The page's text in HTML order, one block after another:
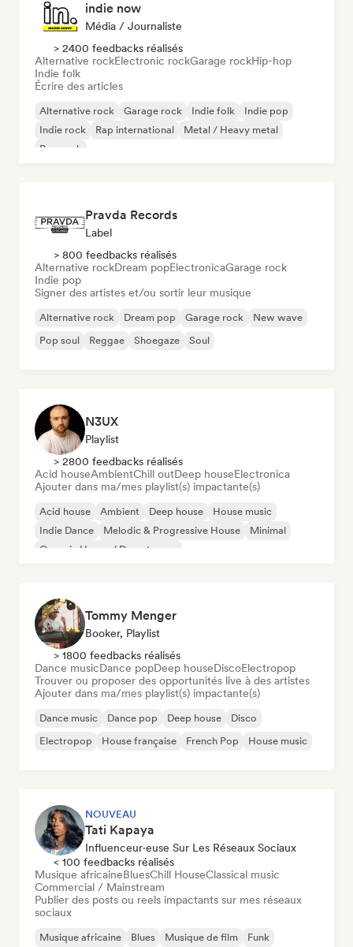
indie now
Média / Journaliste
> 2400 feedbacks réalisés
Alternative rockElectronic rockGarage rockHip-hop
Indie folk
Écrire des articles
Alternative rock Garage rock Indie folk
Indie pop
Indie rock
Rap international
Metal / Heavy metal
Pop rock
Pravda Records
Label
> 800 feedbacks réalisés
Alternative rockDream popElectronicaGarage rock
Indie pop
Signer des artistes et/ou sortir leur musique
Alternative rock Dream pop Garage rock
New wave
Pop soul
Reggae Shoegaze Soul
N3UX
Playlist
> 2800 feedbacks réalisés
Acid houseAmbientChill outDeep houseElectronica
Ajouter dans ma/mes playlist(s) impactante(s)
Acid house Ambient Deep house
House music
Indie Dance
Melodic & Progressive House
Minimal
Organic House / Downtempo
Tommy Menger
Booker, Playlist
> 1800 feedbacks réalisés
Dance musicDance popDeep houseDiscoElectropop
Trouver ou proposer des opportunités live à des artistes
Ajouter dans ma/mes playlist(s) impactante(s)
Dance music Dance pop Deep house
Disco
Electropop
House française French Pop House music
NOUVEAU
Tati Kapaya
Influenceur·euse Sur Les Réseaux Sociaux
< 100 feedbacks réalisés
Musique africaineBluesChill HouseClassical music
Commercial / Mainstream
Publier des posts ou reels impactants sur mes réseaux
sociaux
Musique africaine Blues Musique de film Funk